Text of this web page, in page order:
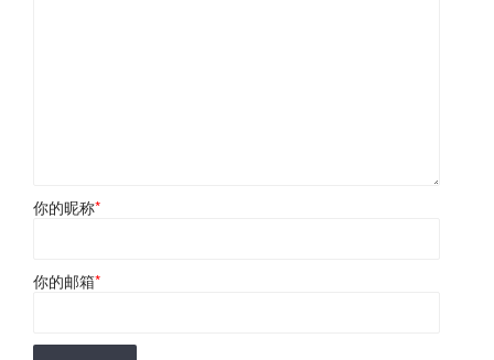
你的昵称*
你的邮箱*